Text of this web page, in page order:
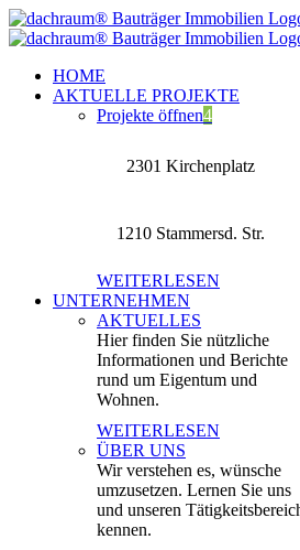
Zum
Inhalt
HOME
AKTUELLE PROJEKTE
Projekte öffnen4
2301 Kirchenplatz
1210 Stammersd. Str.
WEITERLESEN
UNTERNEHMEN
AKTUELLES
Hier finden Sie nützliche
Informationen und Berichte
rund um Eigentum und
Wohnen.
WEITERLESEN
ÜBER UNS
Wir verstehen es, wünsche
umzusetzen. Lernen Sie uns
und unseren
kennen.